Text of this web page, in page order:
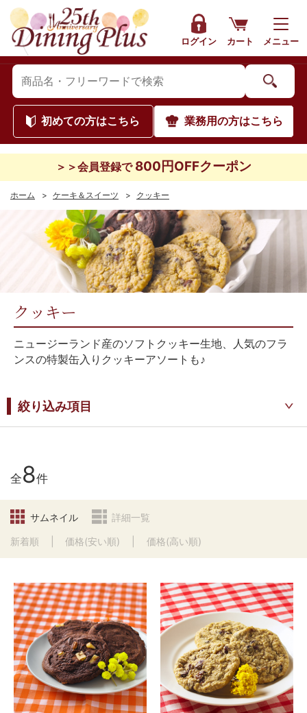
ログイン カート メニュー
初めての方はこちら 業務用の方はこちら
＞＞会員登録で 800円OFFクーポン
ホーム > ケーキ＆スイーツ > クッキー
クッキー
ニュージーランド産のソフトクッキー生地、人気のフラ
ンスの特製缶入りクッキーアソートも♪
絞り込み項目
全8件
サムネイル 詳細一覧
新着順 価格(安い順) 価格(高い順)